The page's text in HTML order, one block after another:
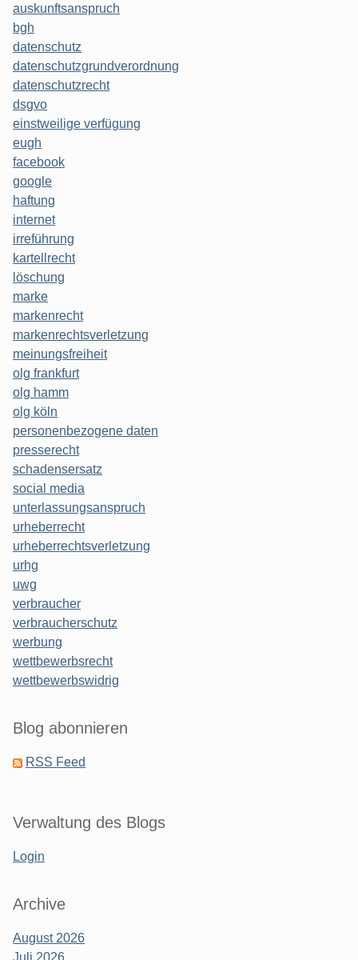
auskunftsanspruch
bgh
datenschutz
datenschutzgrundverordnung
datenschutzrecht
dsgvo
einstweilige verfügung
eugh
facebook
google
haftung
internet
irreführung
kartellrecht
löschung
marke
markenrecht
markenrechtsverletzung
meinungsfreiheit
olg frankfurt
olg hamm
olg köln
personenbezogene daten
presserecht
schadensersatz
social media
unterlassungsanspruch
urheberrecht
urheberrechtsverletzung
urhg
uwg
verbraucher
verbraucherschutz
werbung
wettbewerbsrecht
wettbewerbswidrig
Blog abonnieren
RSS Feed
Verwaltung des Blogs
Login
Archive
August 2026
Juli 2026